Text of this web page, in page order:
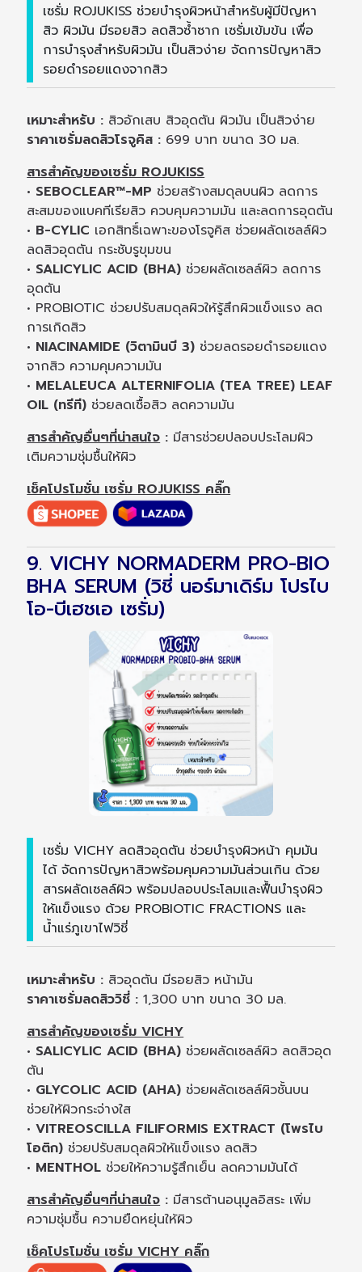
เซรั่ม ROJUKISS ช่วยบำรุงผิวหน้าสำหรับผู้มีปัญหา
สิว ผิวมัน มีรอยสิว ลดสิวซ้ำซาก เซรั่มเข้มข้น เพื่อ
การบำรุงสำหรับผิวมัน เป็นสิวง่าย จัดการปัญหาสิว
รอยดำรอยแดงจากสิว
เหมาะสำหรับ : สิวอักเสบ สิวอุดตัน ผิวมัน เป็นสิวง่าย
ราคาเซรั่มลดสิวโรจูคิส : 699 บาท ขนาด 30 มล.
สารสำคัญของเซรั่ม ROJUKISS
• SEBOCLEAR™-MP ช่วยสร้างสมดุลบนผิว ลดการ
สะสมของแบคทีเรียสิว ควบคุมความมัน และลดการอุดตัน
• B-CYLIC เอกสิทธิ์เฉพาะของโรจูคิส ช่วยผลัดเซลล์ผิว
ลดสิวอุดตัน กระชับรูขุมขน
• SALICYLIC ACID (BHA) ช่วยผลัดเซลล์ผิว ลดการ
อุดตัน
• PROBIOTIC ช่วยปรับสมดุลผิวให้รู้สึกผิวแข็งแรง ลด
การเกิดสิว
• NIACINAMIDE (วิตามินบี 3) ช่วยลดรอยดำรอยแดง
จากสิว ความคุมความมัน
• MELALEUCA ALTERNIFOLIA (TEA TREE) LEAF
OIL (ทรีที) ช่วยลดเชื้อสิว ลดความมัน
สารสำคัญอื่นๆที่น่าสนใจ: มีสารช่วยปลอบประโลมผิว
เติมความชุ่มชื้นให้ผิว
เช็คโปรโมชั่น เซรั่ม ROJUKISS คลิ๊ก
9. VICHY NORMADERM PRO-BIO
BHA SERUM (วิชี่ นอร์มาเดิร์ม โปรไบ
โอ-บีเฮชเอ เซรั่ม)
เซรั่ม VICHY ลดสิวอุดตัน ช่วยบำรุงผิวหน้า คุมมัน
ได้ จัดการปัญหาสิวพร้อมคุมความมันส่วนเกิน ด้วย
สารผลัดเซลล์ผิว พร้อมปลอบประโลมและฟื้นบำรุงผิว
ให้แข็งแรง ด้วย PROBIOTIC FRACTIONS และ
น้ำแร่ภูเขาไฟวิชี่
เหมาะสำหรับ : สิวอุดตัน มีรอยสิว หน้ามัน
ราคาเซรั่มลดสิววิชี่ : 1,300 บาท ขนาด 30 มล.
สารสำคัญของเซรั่ม VICHY
• SALICYLIC ACID (BHA) ช่วยผลัดเซลล์ผิว ลดสิวอุด
ตัน
• GLYCOLIC ACID (AHA) ช่วยผลัดเซลล์ผิวชั้นบน
ช่วยให้ผิวกระจ่างใส
• VITREOSCILLA FILIFORMIS EXTRACT (โพรไบ
โอติก) ช่วยปรับสมดุลผิวให้แข็งแรง ลดสิว
• MENTHOL ช่วยให้ความรู้สึกเย็น ลดความมันได้
สารสำคัญอื่นๆที่น่าสนใจ : มีสารต้านอนุมูลอิสระ เพิ่ม
ความชุ่มชื้น ความยืดหยุ่นให้ผิว
เช็คโปรโมชั่น เซรั่ม VICHY คลิ๊ก